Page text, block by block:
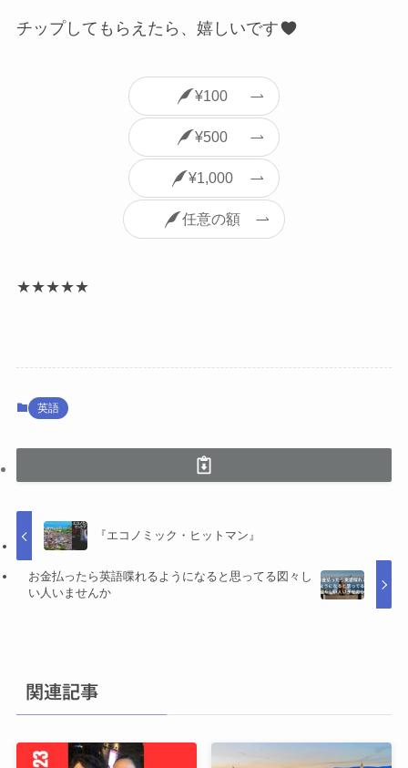
チップしてもらえたら、嬉しいです
¥100
¥500
¥1,000
任意の額
★★★★★
英語
『エコノミック・ヒットマン』
お金払ったら英語喋れるようになると思ってる図々し
い人いませんか
関連記事